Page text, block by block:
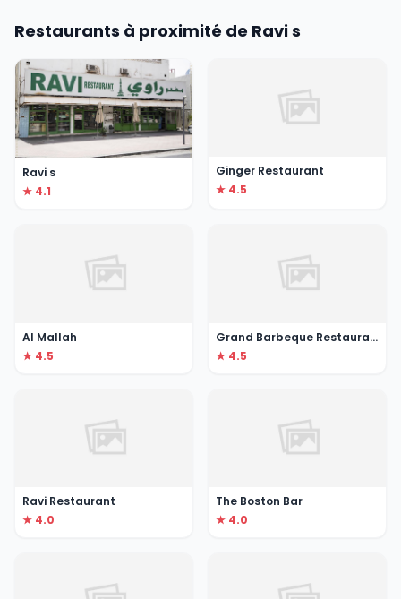
Restaurants à proximité de Ravi s
Ravi s
★ 4.1
Ginger Restaurant
★ 4.5
Al Mallah
★ 4.5
Grand Barbeque Restaurant
★ 4.5
Ravi Restaurant
★ 4.0
The Boston Bar
★ 4.0